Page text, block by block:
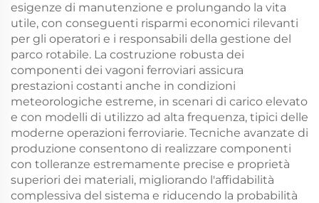
esigenze di manutenzione e prolungando la vita
utile, con conseguenti risparmi economici rilevanti
per gli operatori e i responsabili della gestione del
parco rotabile. La costruzione robusta dei
componenti dei vagoni ferroviari assicura
prestazioni costanti anche in condizioni
meteorologiche estreme, in scenari di carico elevato
e con modelli di utilizzo ad alta frequenza, tipici delle
moderne operazioni ferroviarie. Tecniche avanzate di
produzione consentono di realizzare componenti
con tolleranze estremamente precise e proprietà
superiori dei materiali, migliorando l'affidabilità
complessiva del sistema e riducendo la probabilità